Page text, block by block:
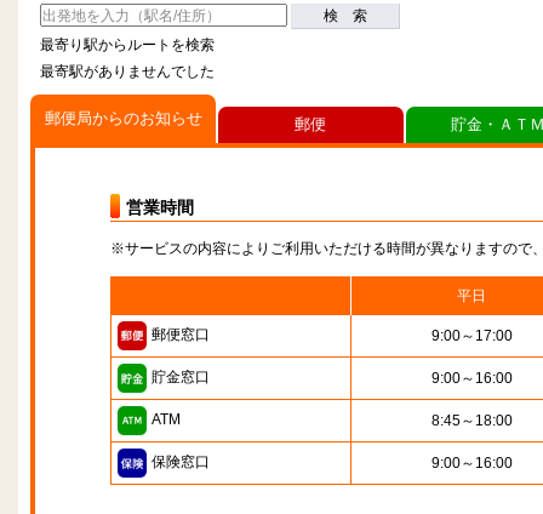
検 索
最寄り駅からルートを検索
最寄駅がありませんでした
郵便局からのお知らせ
営業時間
※サービスの内容によりご利用いただける時間が異なりますので
平日
郵便窓口 9:00～17:00
貯金窓口 9:00～16:00
ATM 8:45～18:00
保険窓口 9:00～16:00
郵便 貯金・ＡＴ